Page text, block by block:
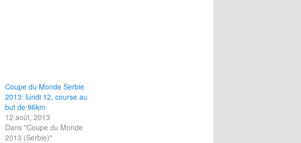
Coupe du Monde Serbie
2013: lundi 12, course au
but de 96km
12 août, 2013
Dans "Coupe du Monde
2013 (Serbie)"